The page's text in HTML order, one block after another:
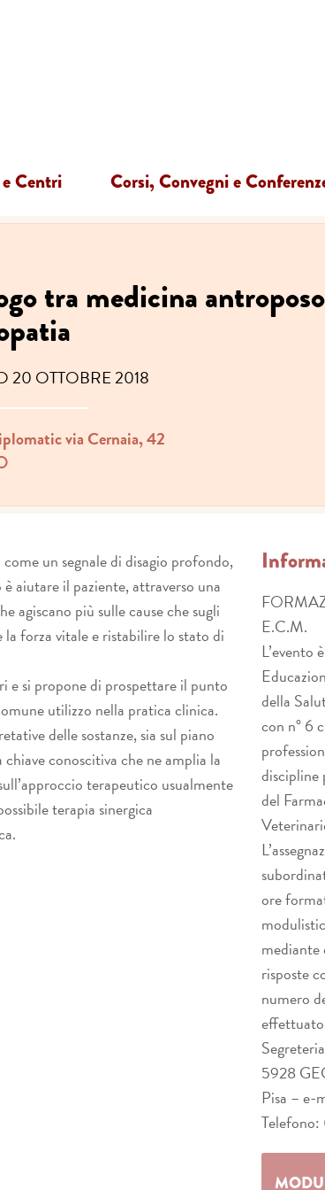
Centri Corsi, Convegni e
tra medicina
20 OTTOBRE 2018
via Cernaia, 42
un segnale di disagio profondo,
aiutare il paziente, attraverso una
agiscano più sulle cause che sugli
forza vitale e ristabilire lo stato di
e si propone di prospettare il punto
utilizzo nella pratica clinica.
delle sostanze, sia sul piano
conoscitiva che ne amplia la
terapeutico usualmente
terapia sinergica
E.C.M.
L’evento
della
con n° 6
discipline
del
ore
mediante
risposte
numero
5928
Pisa – e-